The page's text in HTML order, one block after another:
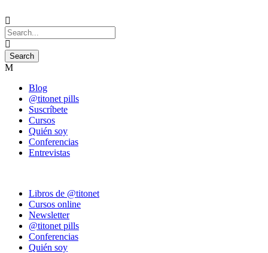
Blog
@titonet pills
Suscríbete
Cursos
Quién soy
Conferencias
Entrevistas
Libros de @titonet
Cursos online
Newsletter
@titonet pills
Conferencias
Quién soy